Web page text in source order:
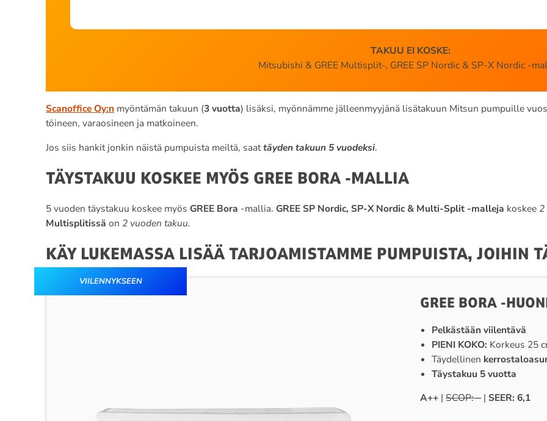
TAKUU EI KOSKE:
Mitsubishi & GREE Multisplit-, GREE SP Nordic & SP-X Nordic -
Scanoffice Oy:n myöntämän takuun (3 vuotta) lisäksi, myönnämme jälleenmyyjänä lisätakuun Mitsun pumpuille
töineen, varaosineen ja matkoineen.
Jos siis hankit jonkin näistä pumpuista meiltä, saattäyden takuun 5 vuodeksi.
TÄYSTAKUU KOSKEE MYÖS GREE BORA -MALLIA
5 vuoden täystakuu koskee myösGREE Bora -mallia.GREE SP Nordic, SP-X Nordic & Multi-Split -malleja koskee
Multisplitissä on 2 vuoden takuu.
KÄY LUKEMASSA LISÄÄ TARJOAMISTAMME PUMPUISTA, JOIHIN
VIILENNYKSEEN
GREE BORA -
Pelkästään viilentävä
PIENI KOKO: Korkeus 25
Täydellinen
Täystakuu 5 vuotta
A++ | SCOP: – | SEER: 6,1